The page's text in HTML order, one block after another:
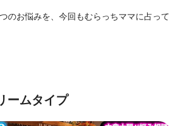
のお悩みを、今回もむらっちママに占って
ームタイプ